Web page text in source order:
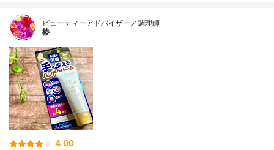
ビューティーアドバイザー／調理師
椿
4.00